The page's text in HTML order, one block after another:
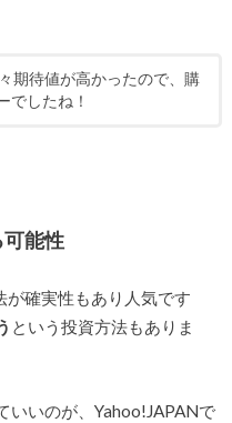
期待値が高かったので、購
でしたね！
能性
確実性もあり人気です
という投資方法もありま
いいのが、Yahoo!JAPANで